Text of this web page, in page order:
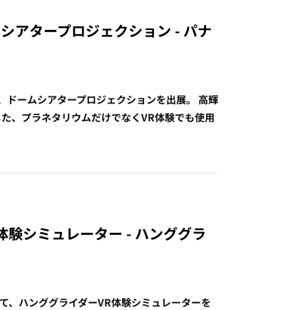
アタープロジェクション - パナ
ームシアタープロジェクションを出展。 高輝
、プラネタリウムだけでなくVR体験でも使用
シミュレーター - ハンググラ
、ハンググライダーVR体験シミュレーターを